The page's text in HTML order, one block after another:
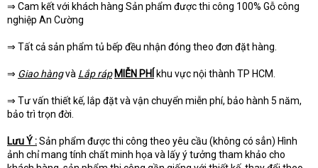
⇒ Cam kết với khách hàng Sản phẩm được thi công 100% Gỗ công
nghiệp An Cường
⇒ Tất cả sản phẩm tủ bếp đều nhận đóng theo đơn đặt hàng.
⇒ Giao hàngvà Lắp ráp MIỄN PHÍ khu vực nội thành TP HCM.
⇒ Tư vấn thiết kế, lắp đặt và vận chuyển miễn phí, bảo hành 5 năm,
bảo trì trọn đời.
Lưu Ý :Sản phẩm được thi công theo yêu cầu (không có sẳn) Hình
ảnh chỉ mang tính chất minh họa và lấy ý tưởng tham khảo cho